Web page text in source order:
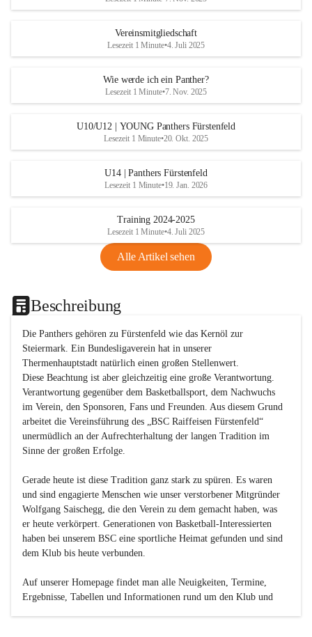
Vereinsmitgliedschaft
Lesezeit 1 Minute•4. Juli 2025
Wie werde ich ein Panther?
Lesezeit 1 Minute•7. Nov. 2025
U10/U12 | YOUNG Panthers Fürstenfeld
Lesezeit 1 Minute•20. Okt. 2025
U14 | Panthers Fürstenfeld
Lesezeit 1 Minute•19. Jan. 2026
Training 2024-2025
Lesezeit 1 Minute•4. Juli 2025
Alle Artikel sehen
Beschreibung
Die Panthers gehören zu Fürstenfeld wie das Kernöl zur
Steiermark. Ein Bundesligaverein hat in unserer
Thermenhauptstadt natürlich einen großen Stellenwert.
Diese Beachtung ist aber gleichzeitig eine große Verantwortung.
Verantwortung gegenüber dem Basketballsport, dem Nachwuchs
im Verein, den Sponsoren, Fans und Freunden. Aus diesem Grund
arbeitet die Vereinsführung des „BSC Raiffeisen Fürstenfeld“
unermüdlich an der Aufrechterhaltung der langen Tradition im
Sinne der großen Erfolge.
Gerade heute ist diese Tradition ganz stark zu spüren. Es waren
und sind engagierte Menschen wie unser verstorbener Mitgründer
Wolfgang Saischegg, die den Verein zu dem gemacht haben, was
er heute verkörpert. Generationen von Basketball-Interessierten
haben bei unserem BSC eine sportliche Heimat gefunden und sind
dem Klub bis heute verbunden.
Auf unserer Homepage findet man alle Neuigkeiten, Termine,
Ergebnisse, Tabellen und Informationen rund um den Klub und